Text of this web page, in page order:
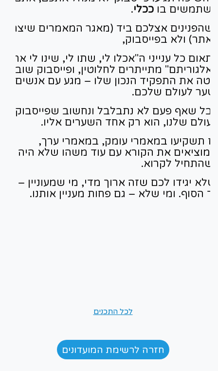
בו ככלי.
אצלכם ביד (מאגר המאמרים
ולא בפייסבוק,
כל ענייני ה"אכלו לי, שתו לי, שינו לי את
מתייתרים לחלוטין, ופייסבוק שוב
את התפקיד הנכון שלו – מגע עם אנשים
לעולם שלכם.
שאף פעם לא נתבלבל ונחשוב שפייסבוק
שלנו, הוא רק אחד השערים אליו.
תשקיעו במאמרי עומק, במאמרי ערך,
את הקורא עם עוד משהו שלא היה לו
לקרוא.
יגידו לכם שזה ארוך מדי, מי שמעוניין –
הסוף. ומי שלא – גם פחות מעניין אותנו.
לכל התכנים
חזרה לרשימת המועדונים